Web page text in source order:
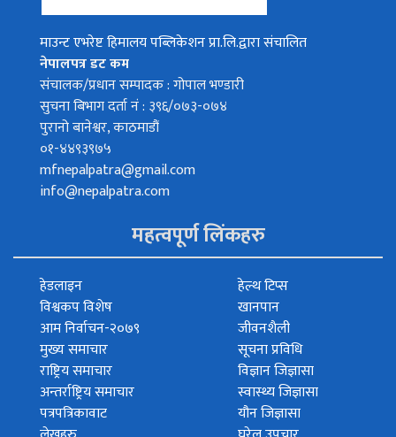
माउन्ट एभरेष्ट हिमालय पब्लिकेशन प्रा.लि.द्वारा संचालित
नेपालपत्र डट कम
संचालक/प्रधान सम्पादक : गोपाल भण्डारी
सुचना बिभाग दर्ता नं : ३९६/०७३-०७४
पुरानो बानेश्वर, काठमाडौं
०१-४४९३९७५
mfnepalpatra@gmail.com
info@nepalpatra.com
महत्वपूर्ण लिंकहरु
हेडलाइन
विश्वकप विशेष
आम निर्वाचन-२०७९
मुख्य समाचार
राष्ट्रिय समाचार
अन्तर्राष्ट्रिय समाचार
पत्रपत्रिकावाट
हेल्थ टिप्स
खानपान
जीवनशैली
सूचना प्रविधि
विज्ञान जिज्ञासा
स्वास्थ्य जिज्ञासा
यौन जिज्ञासा